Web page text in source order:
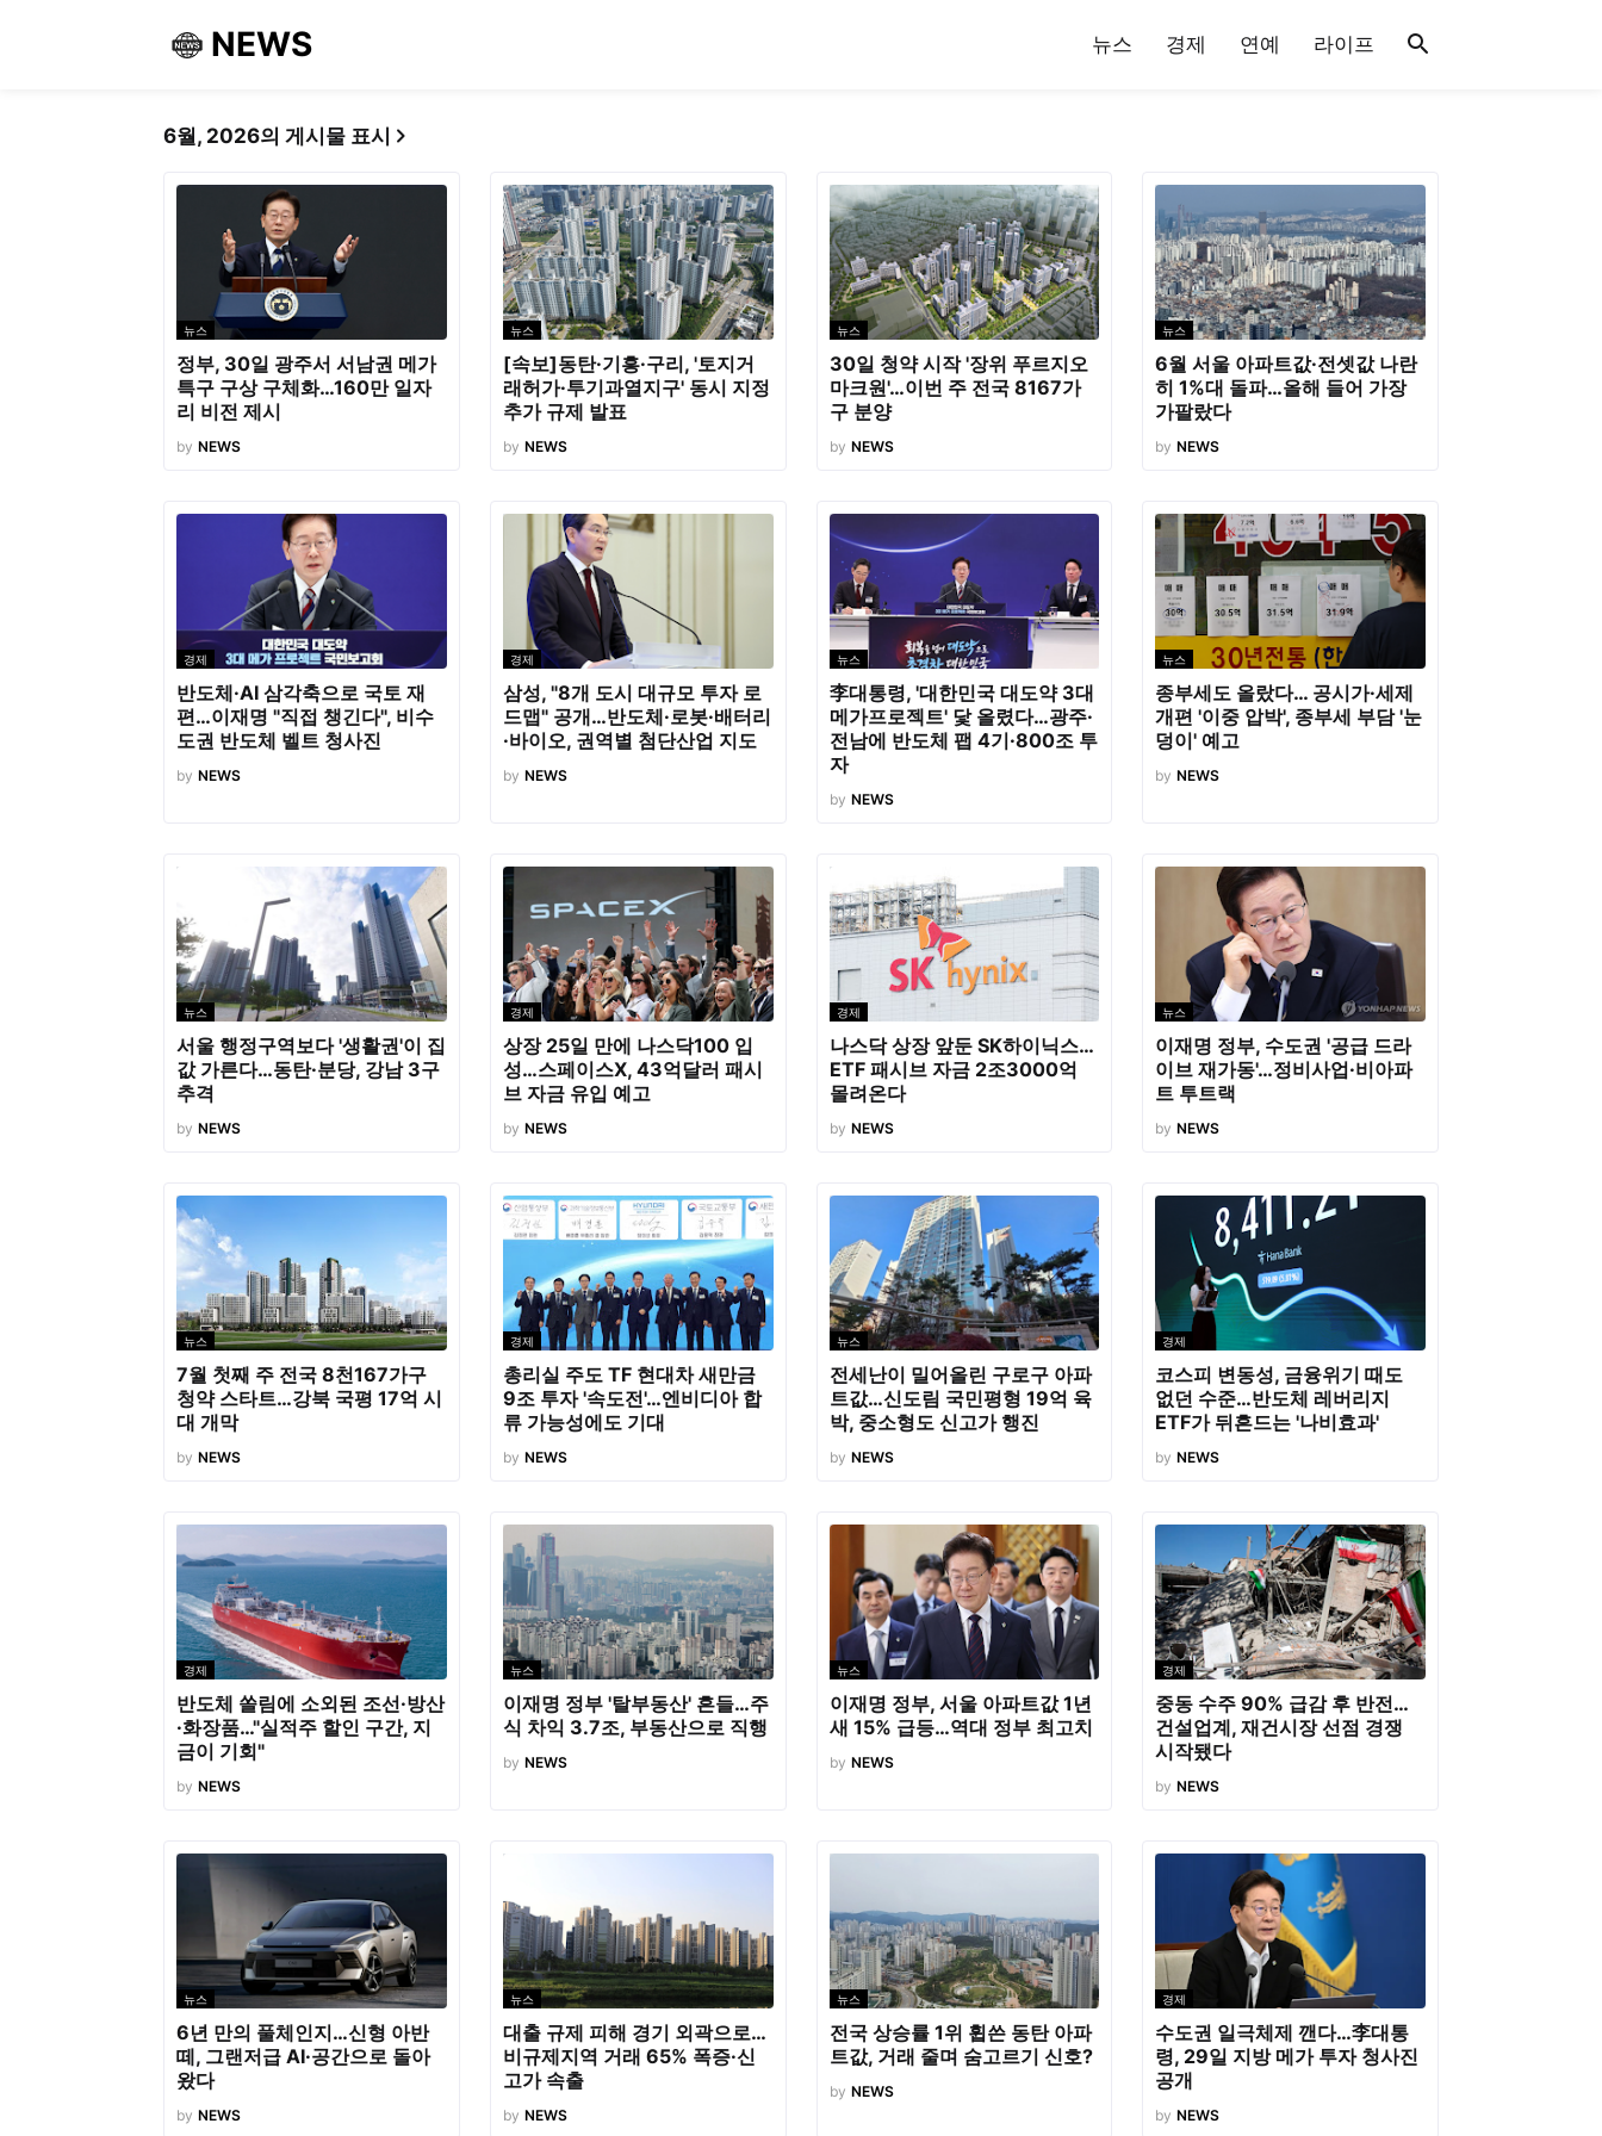
NEWS 뉴스 경제 연예 라이프
6월, 2026의 게시물 표시
뉴스
정부, 30일 광주서 서남권 메가
특구 구상 구체화…160만 일자
리 비전 제시
by NEWS
뉴스
[속보]동탄·기흥·구리, '토지거
래허가·투기과열지구' 동시 지정
추가 규제 발표
by NEWS
뉴스
30일 청약 시작 '장위 푸르지오
마크원'…이번 주 전국 8167가
구 분양
by NEWS
뉴스
6월 서울 아파트값·전셋값 나란
히 1%대 돌파…올해 들어 가장
가팔랐다
by NEWS
경제
반도체·AI 삼각축으로 국토 재
편…이재명 "직접 챙긴다", 비수
도권 반도체 벨트 청사진
by NEWS
경제
삼성, "8개 도시 대규모 투자 로
드맵" 공개…반도체·로봇·배터리
·바이오, 권역별 첨단산업 지도
by NEWS
뉴스
李대통령, '대한민국 대도약 3대
메가프로젝트' 닻 올렸다…광주·
전남에 반도체 팹 4기·800조 투
자
by NEWS
뉴스
종부세도 올랐다… 공시가·세제
개편 '이중 압박', 종부세 부담 '눈
덩이' 예고
by NEWS
뉴스
서울 행정구역보다 '생활권'이 집
값 가른다…동탄·분당, 강남 3구
추격
by NEWS
경제
상장 25일 만에 나스닥100 입
성…스페이스X, 43억달러 패시
브 자금 유입 예고
by NEWS
경제
나스닥 상장 앞둔 SK하이닉스…
ETF 패시브 자금 2조3000억
몰려온다
by NEWS
뉴스
이재명 정부, 수도권 '공급 드라
이브 재가동'…정비사업·비아파
트 투트랙
by NEWS
뉴스
7월 첫째 주 전국 8천167가구
청약 스타트…강북 국평 17억 시
대 개막
by NEWS
경제
총리실 주도 TF 현대차 새만금
9조 투자 '속도전'…엔비디아 합
류 가능성에도 기대
by NEWS
뉴스
전세난이 밀어올린 구로구 아파
트값…신도림 국민평형 19억 육
박, 중소형도 신고가 행진
by NEWS
경제
코스피 변동성, 금융위기 때도
없던 수준…반도체 레버리지
ETF가 뒤흔드는 '나비효과'
by NEWS
경제
반도체 쏠림에 소외된 조선·방산
·화장품…"실적주 할인 구간, 지
금이 기회"
by NEWS
뉴스
이재명 정부 '탈부동산' 흔들…주
식 차익 3.7조, 부동산으로 직행
by NEWS
뉴스
이재명 정부, 서울 아파트값 1년
새 15% 급등…역대 정부 최고치
by NEWS
경제
중동 수주 90% 급감 후 반전…
건설업계, 재건시장 선점 경쟁
시작됐다
by NEWS
뉴스
6년 만의 풀체인지…신형 아반
떼, 그랜저급 AI·공간으로 돌아
왔다
by NEWS
뉴스
대출 규제 피해 경기 외곽으로…
비규제지역 거래 65% 폭증·신
고가 속출
by NEWS
뉴스
전국 상승률 1위 휩쓴 동탄 아파
트값, 거래 줄며 숨고르기 신호?
by NEWS
경제
수도권 일극체제 깬다…李대통
령, 29일 지방 메가 투자 청사진
공개
by NEWS